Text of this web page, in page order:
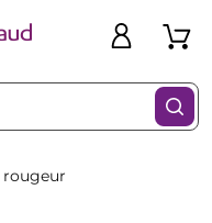
rougeur
Filtres